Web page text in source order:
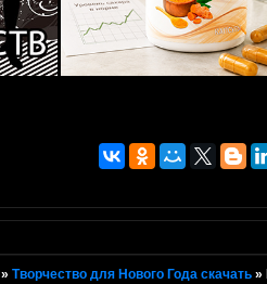
»Творчество для Нового Года скачать »